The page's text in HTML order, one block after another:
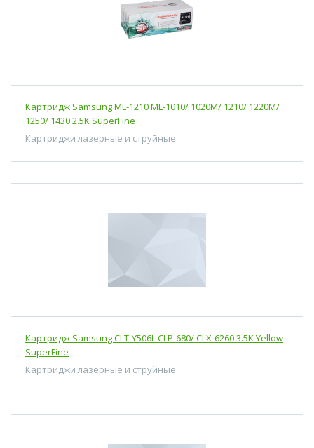
Картридж Samsung ML-1210 ML-1010/ 1020M/ 1210/ 1220M/
1250/ 1430 2.5K SuperFine
Картриджи лазерные и струйные
Картридж Samsung CLT-Y506L CLP-680/ CLX-6260 3.5K Yellow
SuperFine
Картриджи лазерные и струйные